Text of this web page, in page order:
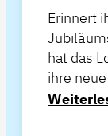
Erinnert
hat das
ihre